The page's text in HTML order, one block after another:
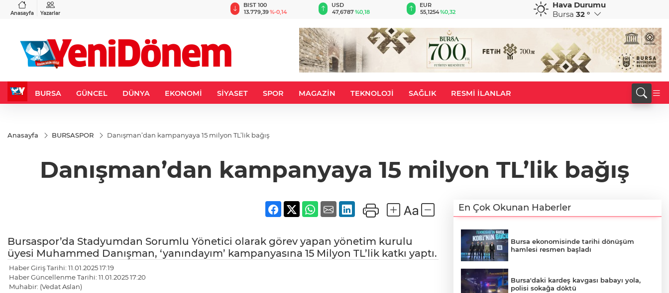
Anasayfa Yazarlar
%-0,22
BIST 100
13.779,39%-0,14
USD
47,6787%0,18
EUR
55,1254%0,32 %0,38
CHF
59,0083
Hava Durumu
Bursa 32 °
BURSA GÜNCEL DÜNYA EKONOMİ SİYASET SPOR MAGAZİN TEKNOLOJİ SAĞLIK RESMİ İLANLAR
Anasayfa BURSASPOR Danışman’dan kampanyaya 15 milyon TL’lik bağış
Danışman’dan kampanyaya 15 milyon TL’lik bağış
Bursaspor’da Stadyumdan Sorumlu Yönetici olarak görev yapan yönetim kurulu
üyesi Muhammed Danışman, ‘yanındayım’ kampanyasına 15 Milyon TL’lik katkı yaptı.
Haber Giriş Tarihi: 11.01.2025 17:19
Haber Güncellenme Tarihi: 11.01.2025 17:20
Muhabir: (Vedat Aslan)
En Çok Okunan Haberler
Bursa ekonomisinde tarihi dönüşüm
hamlesi resmen başladı
Bursa'daki kardeş kavgası babayı yola,
polisi sokağa döktü